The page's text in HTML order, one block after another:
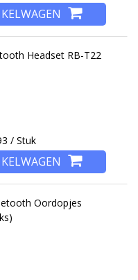
Headset RB-T22
/ Stuk
Oordopjes